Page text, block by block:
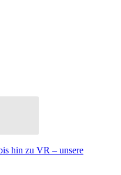
hin zu VR – unsere